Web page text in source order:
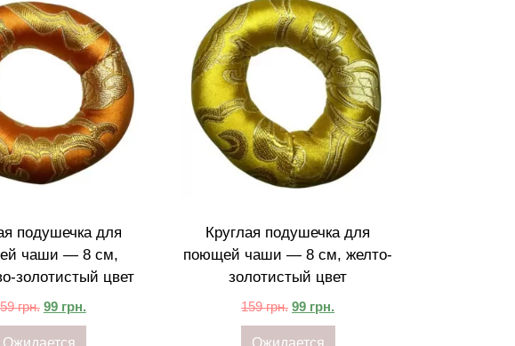
подушечка для
чаши — 8 см,
золотистый цвет
грн. 99 грн.
Ожидается
Круглая подушечка для
поющей чаши — 8 см, желто-
золотистый цвет
159грн. 99 грн.
Ожидается